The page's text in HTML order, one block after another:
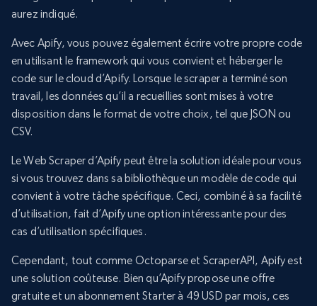
aurez indiqué.
Avec Apify, vous pouvez également écrire votre propre code
en utilisant le framework qui vous convient et héberger le
code sur le cloud d’Apify. Lorsque le scraper a terminé son
travail, les données qu’il a recueillies sont mises à votre
disposition dans le format de votre choix, tel que JSON ou
CSV.
Le Web Scraper d’Apify peut être la solution idéale pour vous
si vous trouvez dans sa bibliothèque un modèle de code qui
convient à votre tâche spécifique. Ceci, combiné à sa facilité
d’utilisation, fait d’Apify une option intéressante pour des
cas d’utilisation spécifiques.
Cependant, tout comme Octoparse et ScraperAPI, Apify est
une solution coûteuse. Bien qu’Apify propose une offre
gratuite et un abonnement Starter à 49 USD par mois, ces